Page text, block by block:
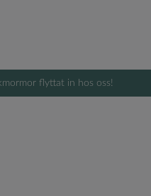
flyttat in hos oss!